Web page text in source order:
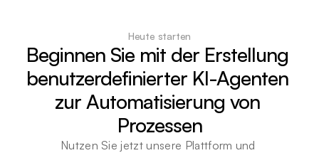
Heute starten
Beginnen Sie mit der Erstellung
benutzerdefinierter KI-Agenten
zur Automatisierung von
Prozessen
Nutzen Sie jetzt unsere Plattform und